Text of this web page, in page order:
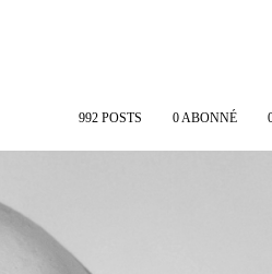
992POSTS 0ABONNÉ